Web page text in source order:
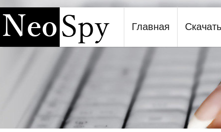
Программа шпион NeoSpy
Главная Скачать